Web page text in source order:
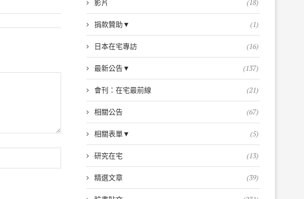
影片 (18)
捐款贊助▼ (1)
日本在宅專訪 (16)
最新公告▼ (137)
會刊：在宅最前線 (21)
相關公告 (67)
相關表單▼ (5)
研究在宅 (13)
精選文章 (39)